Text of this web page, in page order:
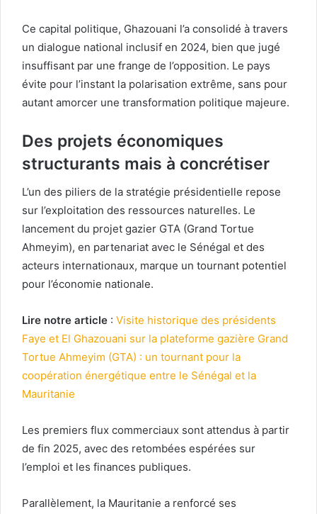
Ce capital politique, Ghazouani l’a consolidé à travers
un dialogue national inclusif en 2024, bien que jugé
insuffisant par une frange de l’opposition. Le pays
évite pour l’instant la polarisation extrême, sans pour
autant amorcer une transformation politique majeure.
Des projets économiques
structurants mais à concrétiser
L’un des piliers de la stratégie présidentielle repose
sur l’exploitation des ressources naturelles. Le
lancement du projet gazier GTA (Grand Tortue
Ahmeyim), en partenariat avec le Sénégal et des
acteurs internationaux, marque un tournant potentiel
pour l’économie nationale.
Lire notre article : Visite historique des présidents
Faye et El Ghazouani sur la plateforme gazière Grand
Tortue Ahmeyim (GTA) : un tournant pour la
coopération énergétique entre le Sénégal et la
Mauritanie
Les premiers flux commerciaux sont attendus à partir
de fin 2025, avec des retombées espérées sur
l’emploi et les finances publiques.
Parallèlement, la Mauritanie a renforcé ses